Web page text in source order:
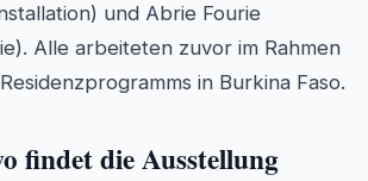
und Abrie Fourie
Alle arbeiteten zuvor im Rahmen
in Burkina Faso.
findet die Ausstellung